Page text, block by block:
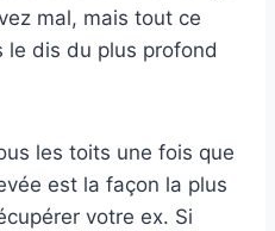
mal, mais tout ce
le dis du plus profond
les toits une fois que
est la façon la plus
votre ex. Si